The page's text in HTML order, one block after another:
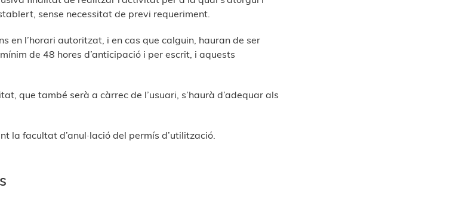
sense necessitat de previ requeriment.
en l’horari autoritzat, i en cas que calguin, hauran de ser
de 48 hores d’anticipació i per escrit, i aquests
que també serà a càrrec de l’usuari, s’haurà d’adequar als
la facultat d’anul·lació del permís d’utilització.